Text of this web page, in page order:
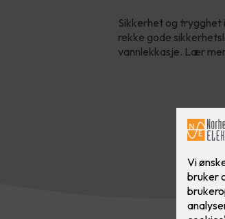
Sikkerhet og trygghet
rekke gode
vannlekkasje. Lær